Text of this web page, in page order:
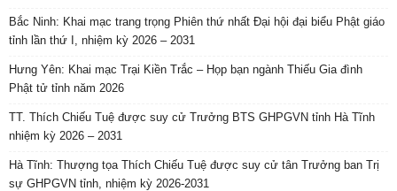
Bắc Ninh: Khai mạc trang trọng Phiên thứ nhất Đại hội đại biểu Phật giáo
tỉnh lần thứ I, nhiệm kỳ 2026 – 2031
Hưng Yên: Khai mạc Trại Kiền Trắc – Họp bạn ngành Thiếu Gia đình
Phật tử tỉnh năm 2026
TT. Thích Chiếu Tuệ được suy cử Trưởng BTS GHPGVN tỉnh Hà Tĩnh
nhiệm kỳ 2026 – 2031
Hà Tĩnh: Thượng tọa Thích Chiếu Tuệ được suy cử tân Trưởng ban Trị
sự GHPGVN tỉnh, nhiệm kỳ 2026-2031